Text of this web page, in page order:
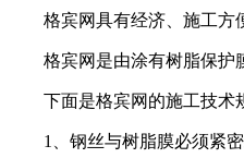
格宾网具有经济、施工方便
格宾网是由涂有树脂保护膜
下面是格宾网的施工技术
1、钢丝与树脂膜必须紧密